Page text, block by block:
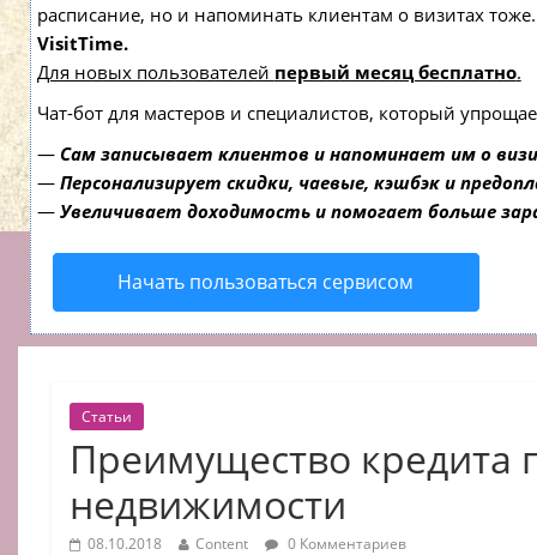
расписание, но и напоминать клиентам о визитах
VisitTime.
Для новых пользователей первый месяц бесплатно.
Чат-бот для мастеров и специалистов, который
— Сам записывает клиентов и напоминает им о
— Персонализирует скидки, чаевые, кэшбэк и
— Увеличивает доходимость и помогает больше
Начать пользоваться сервисом
Статьи
Преимущество кредита
недвижимости
08.10.2018 Content 0 Комментариев